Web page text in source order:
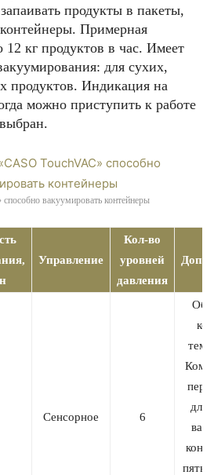
продукты в пакеты,
Примерная
12 кг продуктов в час. Имеет
для сухих,
продуктов. Индикация на
можно приступить к работе
вакуумировать контейнеры
Управление
Кол-во
уровней
давления
Сенсорное 6
для